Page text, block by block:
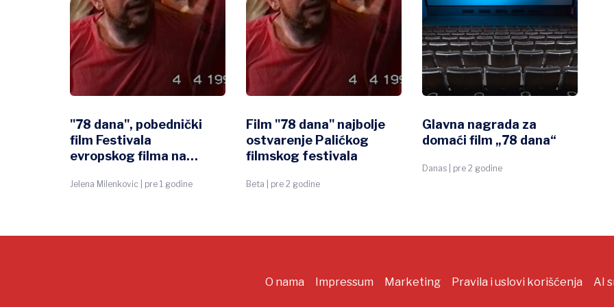
"78 dana", pobednički
film Festivala
evropskog filma na
Bioskopu Centra za
Jelena Milenkovic | pre 1 godine
Film "78 dana" najbolje
ostvarenje Palićkog
filmskog festivala
Beta | pre 2 godine
Glavna nagrada za
domaći film „78 dana“
Danas | pre 2 godine
O nama Impressum Marketing Pravila i uslovi korišćenja AI